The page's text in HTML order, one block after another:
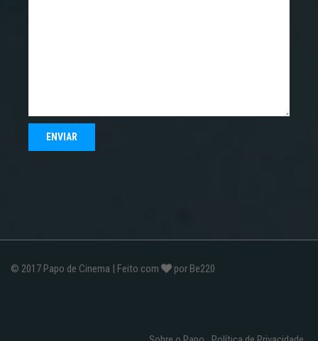
© 2017 Papo de Cinema | Feito com por Be220